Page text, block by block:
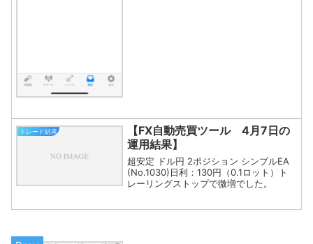
トレード結果
【FX自動売買ツール 4月7日の
運用結果】
超安定 ドル円 2ポジション シンプルEA
(No.1030)日利：130円（0.1ロット）ト
レーリングストップで微増でした。